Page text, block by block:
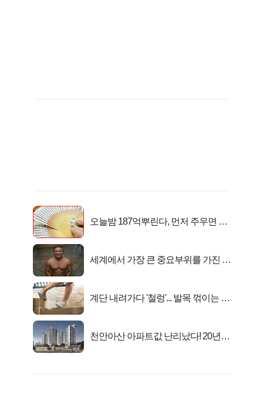
오늘밤 187억뿌린다, 먼저 주우면 최
세계에서 가장 큰 중요부위를 가진 남
계단 내려가다 '철렁'... 발목 꺾이는 이
천안아산 아파트값 난리났다! 20년